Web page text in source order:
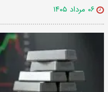
۰۶ مرداد ۱۴۰۵